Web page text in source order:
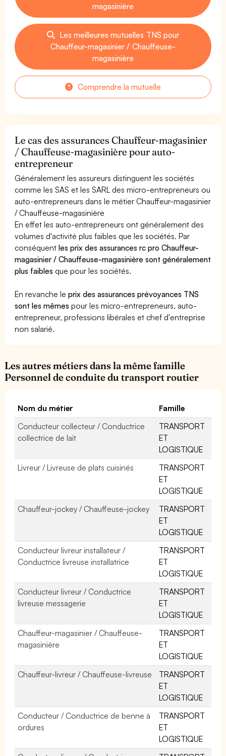
magasinière
Les meilleures mutuelles TNS pour
Chauffeur-magasinier / Chauffeuse-
magasinière
Comprendre la mutuelle
Le cas des assurances Chauffeur-magasinier
/ Chauffeuse-magasinière pour auto-
entrepreneur
Généralement les assureurs distinguent les sociétés
comme les SAS et les SARL des micro-entrepreneurs ou
auto-entrepreneurs dans le métier Chauffeur-magasinier
/ Chauffeuse-magasinière
En effet les auto-entrepreneurs ont généralement des
volumes d'activité plus faibles que les sociétés. Par
conséquentles prix des assurances rc pro Chauffeur-
magasinier / Chauffeuse-magasinière sont généralement
plus faibles que pour les sociétés.
En revanche leprix des assurances prévoyances TNS
sont les mêmes pour les micro-entrepreneurs, auto-
entrepreneur, professions libérales et chef d'entreprise
non salarié.
Les autres métiers dans la même famille
Personnel de conduite du transport routier
Nom du métier
Famille
Conducteur collecteur / Conductrice
collectrice de lait
TRANSPORT
ET
LOGISTIQUE
Livreur / Livreuse de plats cuisinés
TRANSPORT
ET
LOGISTIQUE
Chauffeur-jockey / Chauffeuse-jockey
TRANSPORT
ET
LOGISTIQUE
Conducteur livreur installateur /
Conductrice livreuse installatrice
TRANSPORT
ET
LOGISTIQUE
Conducteur livreur / Conductrice
livreuse messagerie
TRANSPORT
ET
LOGISTIQUE
Chauffeur-magasinier / Chauffeuse-
magasinière
TRANSPORT
ET
LOGISTIQUE
Chauffeur-livreur / Chauffeuse-livreuse
TRANSPORT
ET
LOGISTIQUE
Conducteur / Conductrice de benne à
ordures
TRANSPORT
ET
LOGISTIQUE